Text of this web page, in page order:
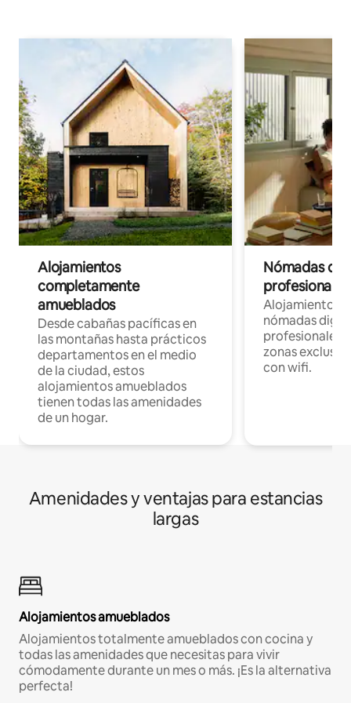
Alojamientos
completamente
amueblados
Desde cabañas pacíficas en
las montañas hasta prácticos
departamentos en el medio
de la ciudad, estos
alojamientos amueblados
tienen todas las amenidades
de un hogar.
Nómadas
Alojamientos
nómadas
profesionales
zonas
con wifi.
Amenidades y ventajas para estancias
largas
Alojamientos amueblados
Alojamientos totalmente amueblados con cocina y
todas las amenidades que necesitas para vivir
cómodamente durante un mes o más. ¡Es la alternativa
perfecta!